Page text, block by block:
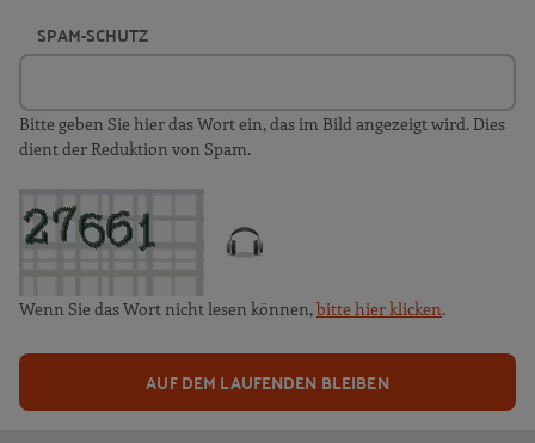
SPAM-SCHUTZ
Bitte geben Sie hier das Wort ein, das im Bild angezeigt wird. Dies
dient der Reduktion von Spam.
Wenn Sie das Wort nicht lesen können,bitte hier klicken.
AUF DEM LAUFENDEN BLEIBEN